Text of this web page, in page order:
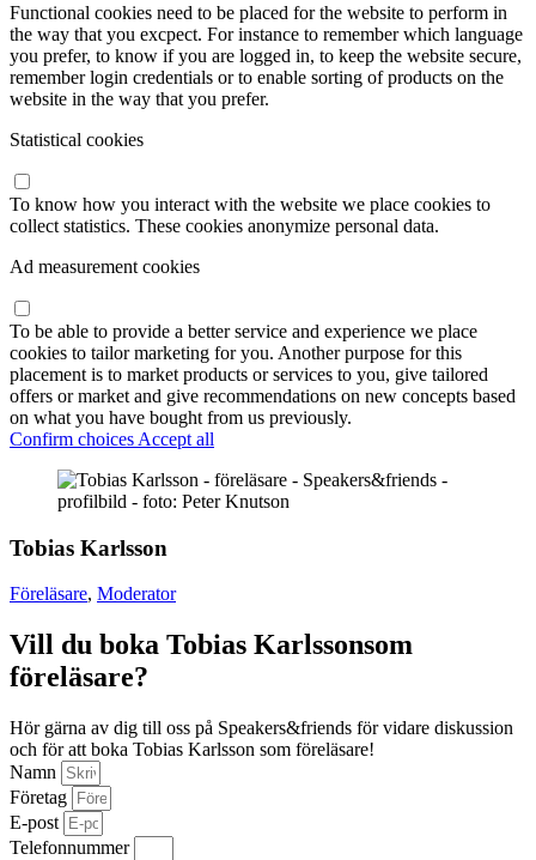
Functional cookies need to be placed for the website to perform in
the way that you excpect. For instance to remember which language
you prefer, to know if you are logged in, to keep the website secure,
remember login credentials or to enable sorting of products on the
website in the way that you prefer.
Statistical cookies
To know how you interact with the website we place cookies to
collect statistics. These cookies anonymize personal data.
Ad measurement cookies
To be able to provide a better service and experience we place
cookies to tailor marketing for you. Another purpose for this
placement is to market products or services to you, give tailored
offers or market and give recommendations on new concepts based
on what you have bought from us previously.
Confirm choices Accept all
Tobias Karlsson
Föreläsare, Moderator
Vill du boka Tobias Karlssonsom
föreläsare?
Hör gärna av dig till oss på Speakers&friends för vidare diskussion
och för att boka Tobias Karlsson som föreläsare!
Namn
Företag
E-post
Telefonnummer